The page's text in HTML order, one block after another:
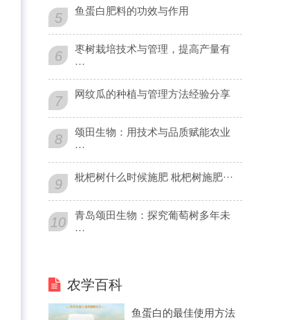
5 鱼蛋白肥料的功效与作用
6
枣树栽培技术与管理，提高产量有
···
7 网纹瓜的种植与管理方法经验分享
8
颂田生物：用技术与品质赋能农业
···
9 枇杷树什么时候施肥 枇杷树施肥···
10
青岛颂田生物：探究葡萄树多年未
···
农学百科
鱼蛋白的最佳使用方法